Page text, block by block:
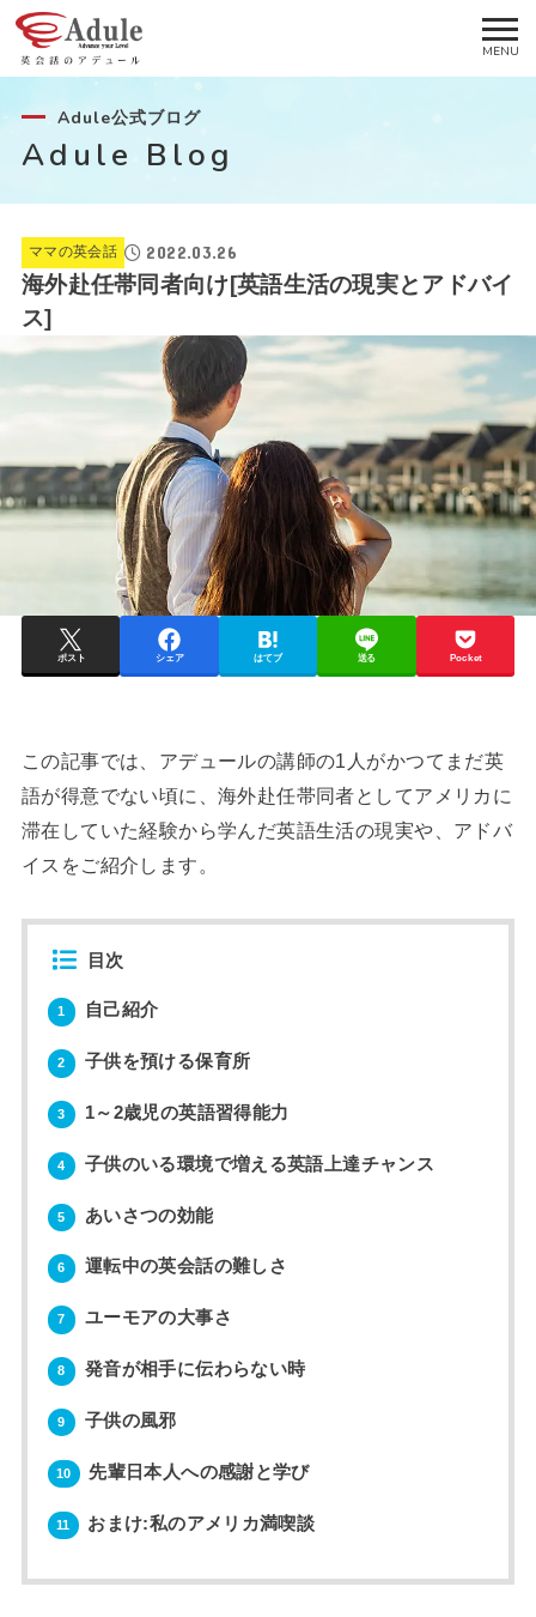
Adule公式ブログ
Adule Blog
ママの英会話 2022.03.26
海外赴任帯同者向け[英語生活の現実とアドバイ
ス]
ポスト シェア はてブ 送る Pocket
この記事では、アデュールの講師の1人がかつてまだ英
語が得意でない頃に、海外赴任帯同者としてアメリカに
滞在していた経験から学んだ英語生活の現実や、アドバ
イスをご紹介します。
目次
1 自己紹介
2 子供を預ける保育所
3 1～2歳児の英語習得能力
4 子供のいる環境で増える英語上達チャンス
5 あいさつの効能
6 運転中の英会話の難しさ
7 ユーモアの大事さ
8 発音が相手に伝わらない時
9 子供の風邪
10 先輩日本人への感謝と学び
11 おまけ:私のアメリカ満喫談